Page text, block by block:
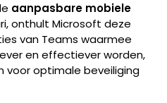
aanpasbare mobiele
onthult Microsoft deze
van Teams waarmee
en effectiever worden,
voor optimale beveiliging